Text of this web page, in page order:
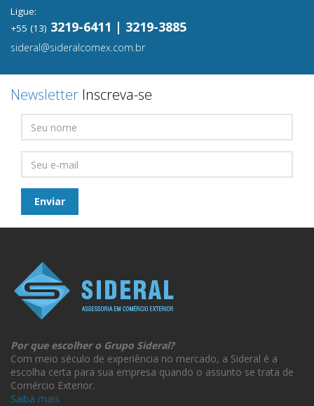
Ligue:
+55 (13) 3219-6411 | 3219-3885
sideral@sideralcomex.com.br
Newsletter Inscreva-se
Por que escolher o Grupo Sideral?
Com meio século de experiência no mercado, a Sideral é a
escolha certa para sua empresa quando o assunto se trata de
Comércio Exterior.
Saiba mais